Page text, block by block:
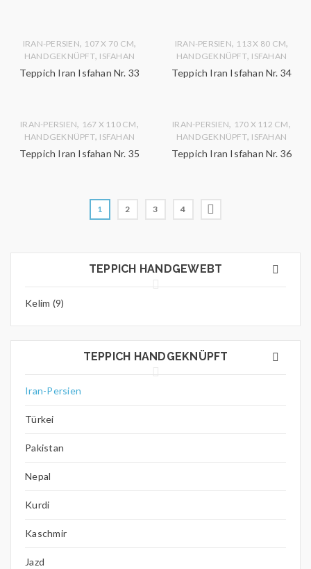
TEPPICH HANDGEWEBT
Kelim (9)
TEPPICH HANDGEKNÜPFT
Iran-Persien
Türkei
Pakistan
Nepal
Kurdi
Kaschmir
Jazd
IRAN-PERSIEN, 107 X 70 CM,
HANDGEKNÜPFT, ISFAHAN
Teppich Iran Isfahan Nr. 33
IRAN-PERSIEN, 113 X 80 CM,
HANDGEKNÜPFT, ISFAHAN
Teppich Iran Isfahan Nr. 34
IRAN-PERSIEN, 167 X 110 CM,
HANDGEKNÜPFT, ISFAHAN
Teppich Iran Isfahan Nr. 35
IRAN-PERSIEN, 170 X 112 CM,
HANDGEKNÜPFT, ISFAHAN
Teppich Iran Isfahan Nr. 36
1 2 3 4